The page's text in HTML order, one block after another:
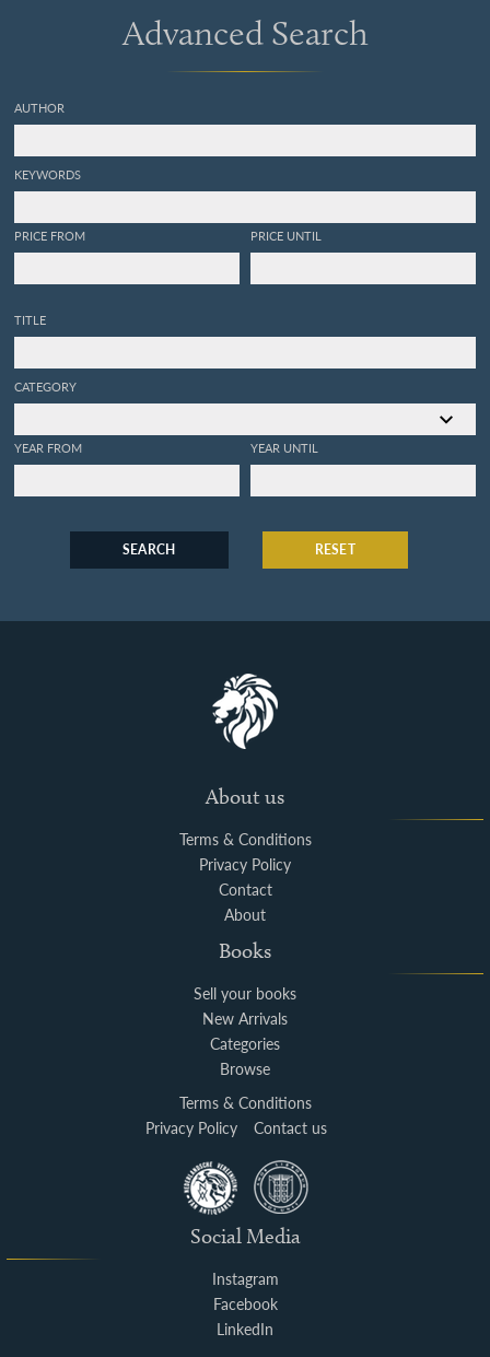
Advanced Search
AUTHOR
KEYWORDS
PRICE FROM PRICE UNTIL
TITLE
CATEGORY
YEAR FROM YEAR UNTIL
SEARCH RESET
About us
Terms & Conditions
Privacy Policy
Contact
About
Books
Sell your books
New Arrivals
Categories
Browse
Terms & Conditions
Privacy Policy
Contact us
Social Media
Instagram
Facebook
LinkedIn